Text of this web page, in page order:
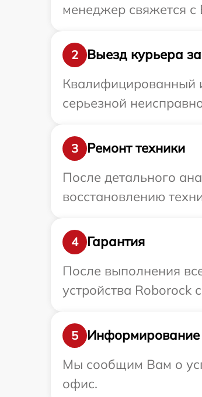
менеджер свяжется с
2
Выезд курьера
Квалифицированный
серьезной
3
Ремонт техники
После детального
восстановлению
4
Гарантия
После выполнения
устройства Roborock
5
Информирование
Мы сообщим Вам о
офис.